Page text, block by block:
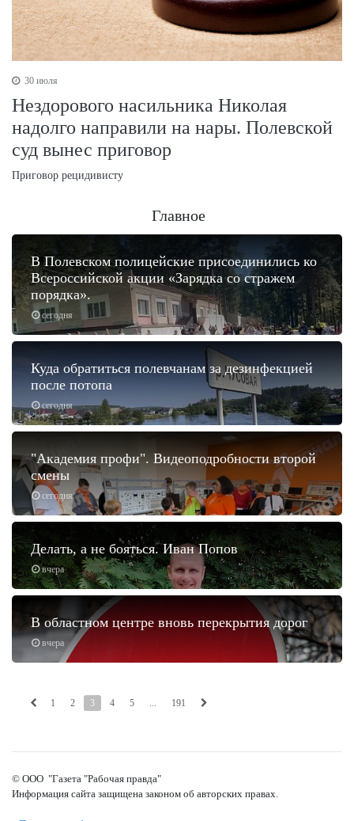
30 июля
Нездорового насильника Николая
надолго направили на нары. Полевской
суд вынес приговор
Приговор рецидивисту
Главное
сегодня
В Полевском полицейские присоединились ко
Всероссийской акции «Зарядка со стражем
порядка».
сегодня
Куда обратиться полевчанам за дезинфекцией
после потопа
сегодня
"Академия профи". Видеоподробности второй
смены
вчера
Делать, а не бояться. Иван Попов
вчера
В областном центре вновь перекрытия дорог
1 2 3 4 5 ... 191
© ООО "Газета "Рабочая правда"
Информация сайта защищена законом об авторских правах.